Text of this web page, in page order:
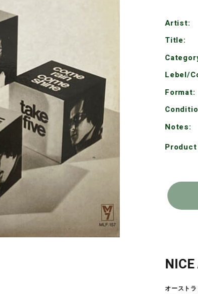
Artist:
Title:
Lebel/
Format:
Notes:
Product
オースト